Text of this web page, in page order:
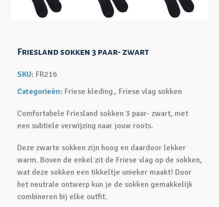
Friesland sokken 3 paar- zwart
SKU: FR216
Categorieën: Friese kleding , Friese vlag sokken
Comfortabele Friesland sokken 3 paar- zwart, met
een subtiele verwijzing naar jouw roots.
Deze zwarte sokken zijn hoog en daardoor lekker
warm. Boven de enkel zit de Friese vlag op de sokken,
wat deze sokken een tikkeltje unieker maakt! Door
het neutrale ontwerp kun je de sokken gemakkelijk
combineren bij elke outfit.